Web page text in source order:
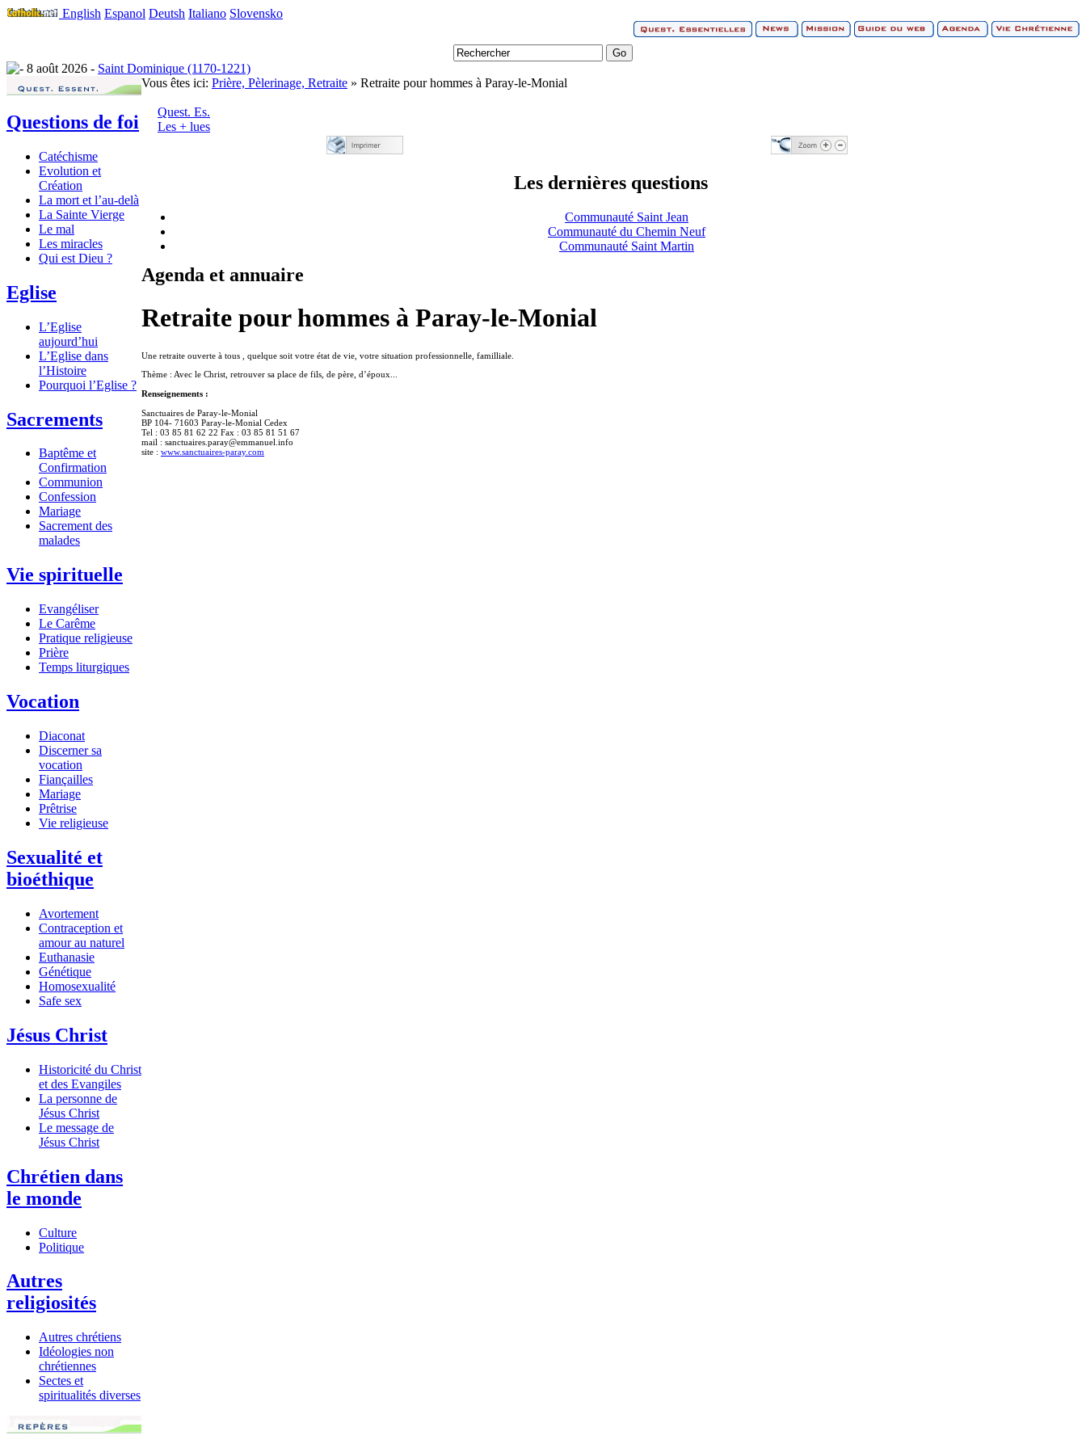
English Espanol Deutsh Italiano Slovensko
8 août 2026 - Saint Dominique (1170-1221)
Questions de foi
Catéchisme
Evolution et
Création
La mort et l’au-delà
La Sainte Vierge
Le mal
Les miracles
Qui est Dieu ?
Eglise
L’Eglise
aujourd’hui
L’Eglise dans
l’Histoire
Pourquoi l’Eglise ?
Sacrements
Baptême et
Confirmation
Communion
Confession
Mariage
Sacrement des
malades
Vie spirituelle
Evangéliser
Le Carême
Pratique religieuse
Prière
Temps liturgiques
Vocation
Diaconat
Discerner sa
vocation
Fiançailles
Mariage
Prêtrise
Vie religieuse
Sexualité et
bioéthique
Avortement
Contraception et
amour au naturel
Euthanasie
Génétique
Homosexualité
Safe sex
Jésus Christ
Historicité du Christ
et des Evangiles
La personne de
Jésus Christ
Le message de
Jésus Christ
Chrétien dans
le monde
Culture
Politique
Autres
religiosités
Autres chrétiens
Idéologies non
chrétiennes
Sectes et
spiritualités diverses
Vous êtes ici: Prière, Pèlerinage, Retraite » Retraite pour hommes à Paray-le-Monial
Quest. Es.
Les + lues
Les dernières questions
Communauté Saint Jean
Communauté du Chemin Neuf
Communauté Saint Martin
Agenda et annuaire
Retraite pour hommes à Paray-le-Monial
Une retraite ouverte à tous , quelque soit votre état de vie, votre situation professionnelle, familliale.
Thème : Avec le Christ, retrouver sa place de fils, de père, d’époux...
Renseignements :
Sanctuaires de Paray-le-Monial
BP 104- 71603 Paray-le-Monial Cedex
Tel : 03 85 81 62 22 Fax : 03 85 81 51 67
mail : sanctuaires.paray@emmanuel.info
site : www.sanctuaires-paray.com